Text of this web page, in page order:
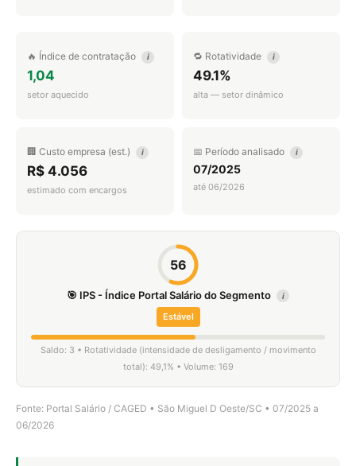
🔥 Índice de contratação i
1,04
setor aquecido
🔁 Rotatividade i
49.1%
alta — setor dinâmico
🏢 Custo empresa (est.) i
R$ 4.056
estimado com encargos
📅 Período analisado i
07/2025
até 06/2026
56
🎯 IPS - Índice Portal Salário do Segmento i
Estável
Saldo: 3 • Rotatividade (intensidade de desligamento / movimento
total): 49,1% • Volume: 169
Fonte: Portal Salário / CAGED • São Miguel D Oeste/SC • 07/2025 a
06/2026